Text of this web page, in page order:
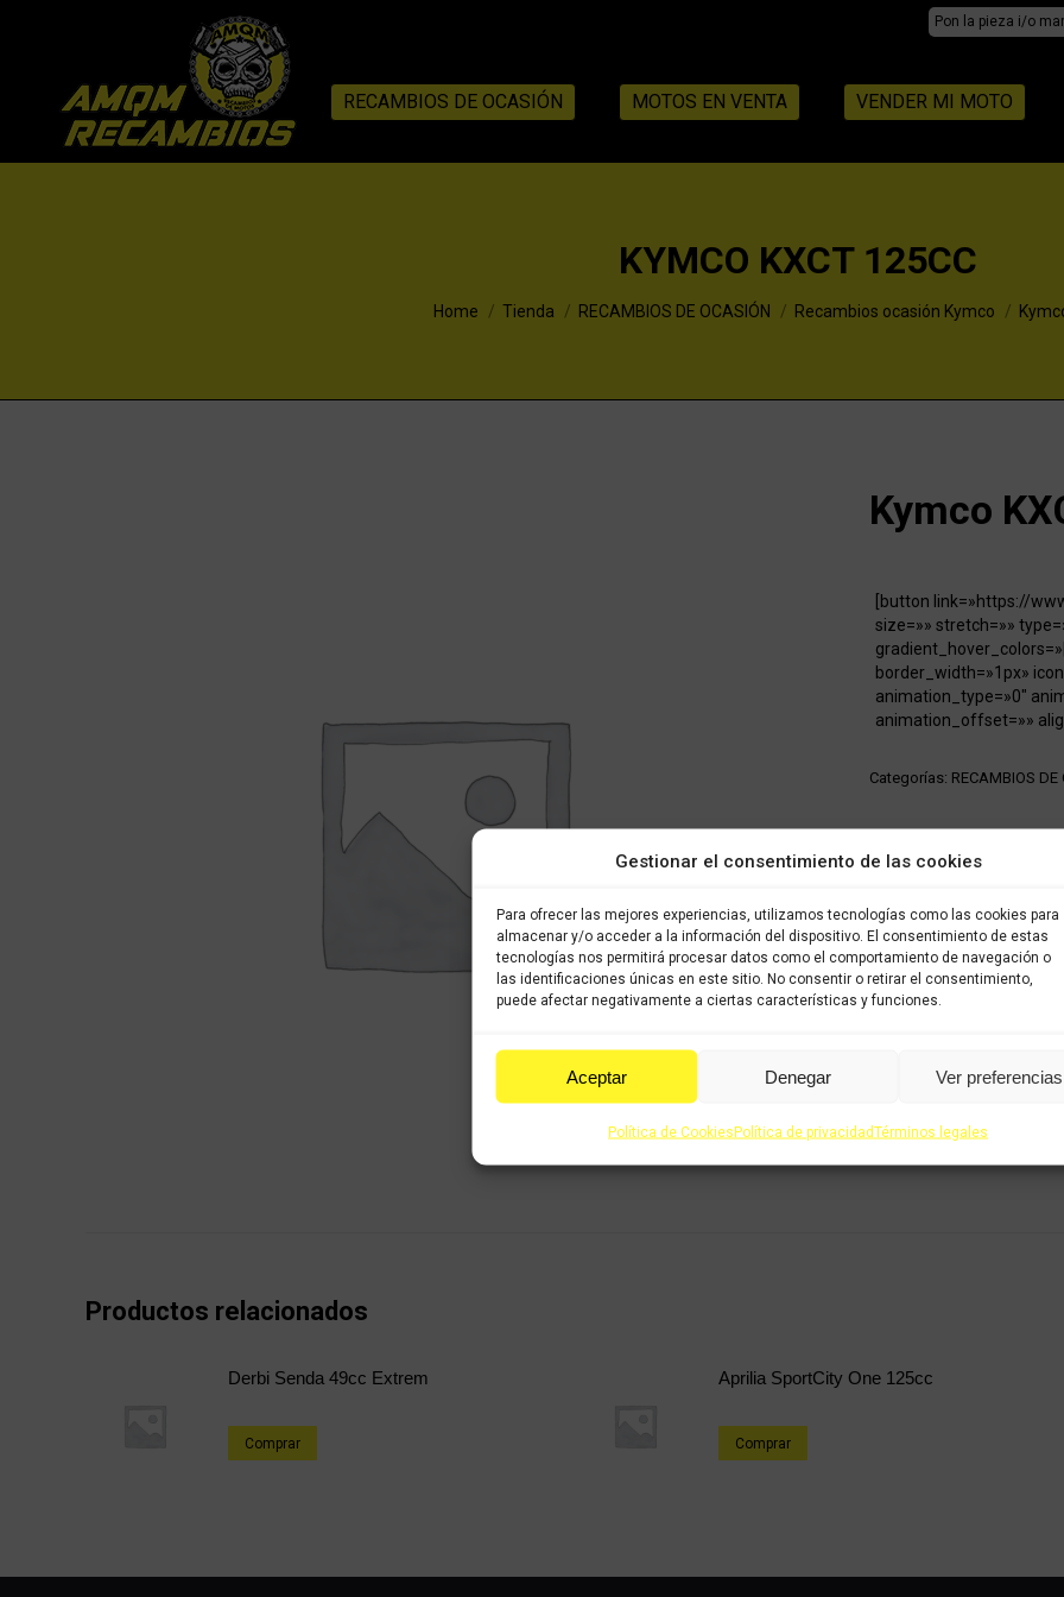
Gestionar el consentimiento de las cookies
Para ofrecer las mejores experiencias, utilizamos tecnologías como las cookies para
almacenar y/o acceder a la información del dispositivo. El consentimiento de estas
tecnologías nos permitirá procesar datos como el comportamiento de navegación o
las identificaciones únicas en este sitio. No consentir o retirar el consentimiento,
puede afectar negativamente a ciertas características y funciones.
Aceptar Denegar Ver preferencias
Política de CookiesPolítica de privacidadTérminos legales
Search:
RECAMBIOS DE OCASIÓN MOTOS EN VENTA VENDER MI MOTO
KYMCO KXCT 125CC
You are here:
Home Tienda RECAMBIOS DE OCASIÓN Recambios ocasión Kymco
Kymco
[button link=»https://
size=»» stretch=»»
border_width=»1px»
animation_type=»0″
animation_offset=»»
Categorías: RECAMBIOS DE
on
X
on
Facebook
on
Productos relacionados
Derbi Senda 49cc Extrem
Comprar
Aprilia SportCity One 125cc
Comprar